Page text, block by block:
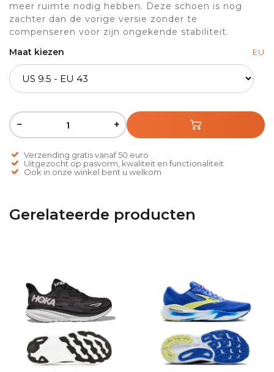
meer ruimte nodig hebben. Deze schoen is nog
zachter dan de vorige versie zonder te
compenseren voor zijn ongekende stabiliteit.
Maat kiezen
EU
− +
Verzending gratis vanaf 50 euro
Uitgezocht op pasvorm, kwaliteit en functionaliteit
Ook in onze winkel bent u welkom
Gerelateerde producten